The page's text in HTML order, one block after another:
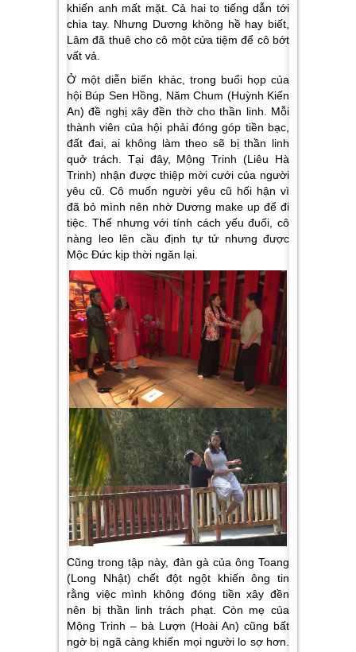
khiến anh mất mặt. Cả hai to tiếng dẫn tới
chia tay. Nhưng Dương không hề hay biết,
Lâm đã thuê cho cô một cửa tiệm để cô bớt
vất vả.
Ở một diễn biến khác, trong buổi họp của
hội Búp Sen Hồng, Năm Chum (Huỳnh Kiến
An) đề nghị xây đền thờ cho thần linh. Mỗi
thành viên của hội phải đóng góp tiền bạc,
đất đai, ai không làm theo sẽ bị thần linh
quở trách. Tại đây, Mộng Trinh (Liêu Hà
Trinh) nhận được thiệp mời cưới của người
yêu cũ. Cô muốn người yêu cũ hối hận vì
đã bỏ mình nên nhờ Dương make up để đi
tiệc. Thế nhưng với tính cách yếu đuối, cô
nàng leo lên cầu định tự tử nhưng được
Mộc Đức kịp thời ngăn lại.
Cũng trong tập này, đàn gà của ông Toang
(Long Nhật) chết đột ngột khiến ông tin
rằng việc mình không đóng tiền xây đền
nên bị thần linh trách phạt. Còn mẹ của
Mộng Trinh – bà Lượn (Hoài An) cũng bất
ngờ bị ngã càng khiến mọi người lo sợ hơn.